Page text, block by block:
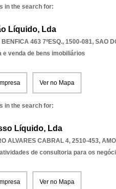
in the search for:
Líquido, Lda
BENFICA 463 7ºESQ., 1500-081, SAO
e venda de bens imobiliários
Ver no Mapa
in the search for:
Líquido, Lda
ALVARES CABRAL 4, 2510-453,
de consultoria para os
Ver no Mapa